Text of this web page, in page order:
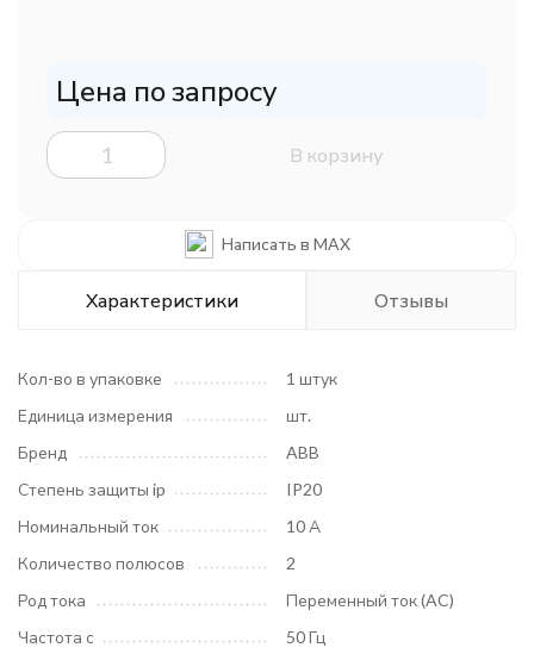
Цена по запросу
В корзину
Написать в MAX
Характеристики Отзывы
Кол-во в упаковке
1 штук
Единица измерения
шт.
Бренд
ABB
Степень защиты ip
IP20
Номинальный ток
10 А
Количество полюсов
2
Род тока
Переменный ток (AC)
Частота с
50 Гц